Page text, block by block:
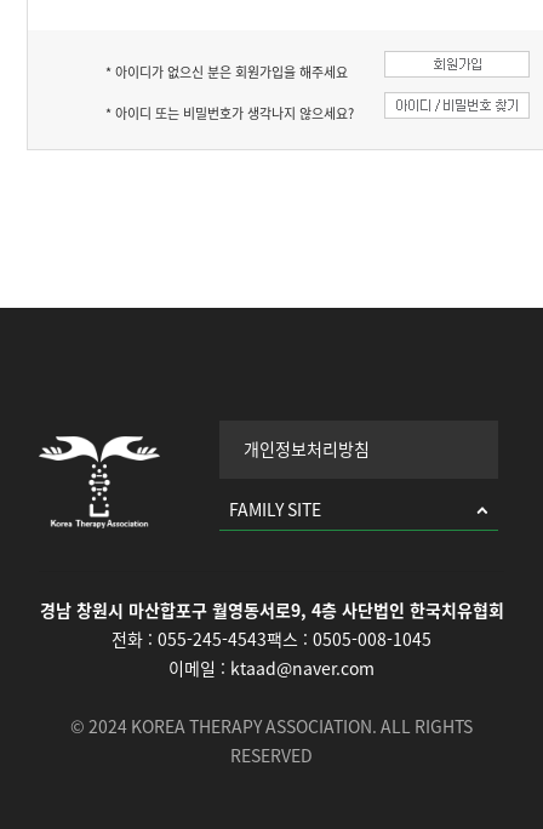
* 아이디가 없으신 분은 회원가입을 해주세요
* 아이디 또는 비밀번호가 생각나지 않으세요?
경남 창원시 마산합포구 월영동서로9, 4층 사단법인 한국치유협회
전화 : 055-245-4543팩스 : 0505-008-1045
이메일 : ktaad@naver.com
© 2024 KOREA THERAPY ASSOCIATION. ALL RIGHTS
RESERVED
개인정보처리방침
FAMILY SITE